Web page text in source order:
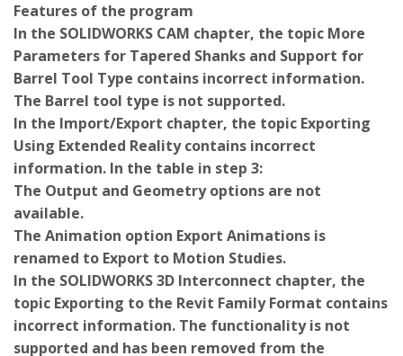
Features of the program
In the SOLIDWORKS CAM chapter, the topic More
Parameters for Tapered Shanks and Support for
Barrel Tool Type contains incorrect information.
The Barrel tool type is not supported.
In the Import/Export chapter, the topic Exporting
Using Extended Reality contains incorrect
information. In the table in step 3:
The Output and Geometry options are not
available.
The Animation option Export Animations is
renamed to Export to Motion Studies.
In the SOLIDWORKS 3D Interconnect chapter, the
topic Exporting to the Revit Family Format contains
incorrect information. The functionality is not
supported and has been removed from the